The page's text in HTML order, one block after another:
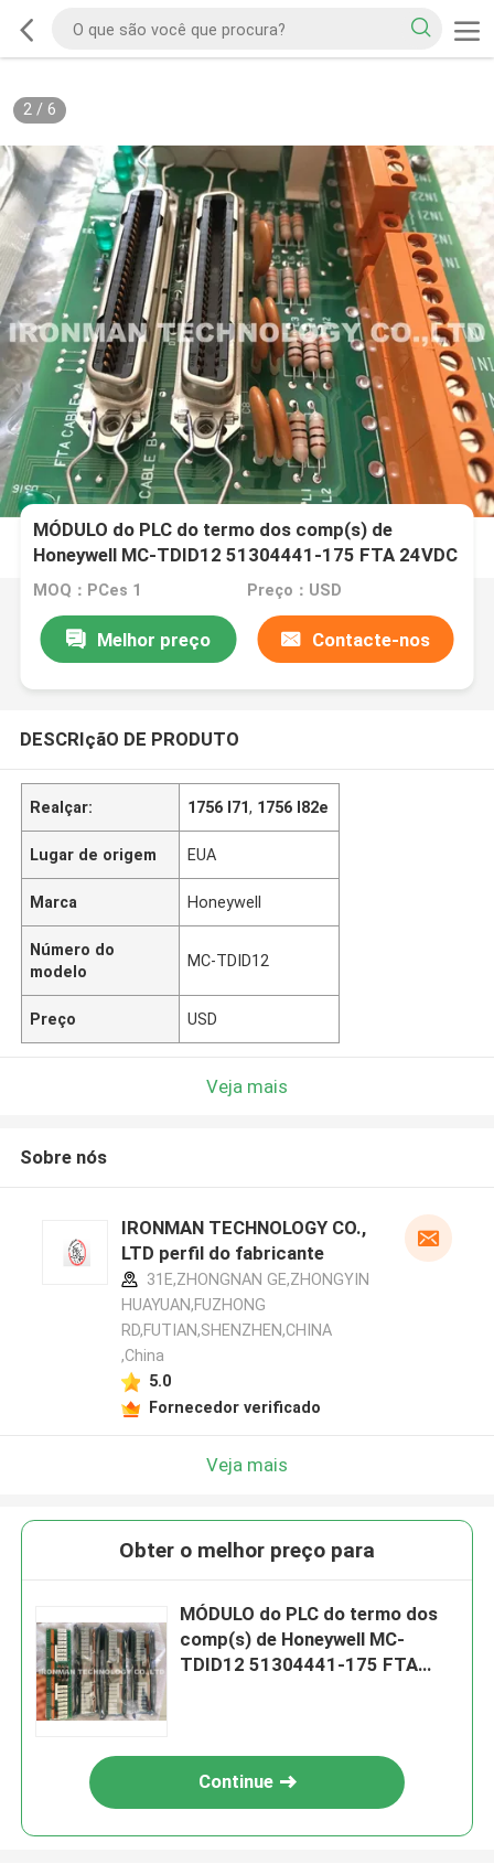
2/ 6
MÓDULO do PLC do termo dos comp(s) de
Honeywell MC-TDID12 51304441-175 FTA 24VDC
D/I
MOQ：PCes 1 Preço：USD
Melhor preço Contacte-nos
DESCRIçãO DE PRODUTO
Realçar: 1756 l71, 1756 l82e
Lugar de origem EUA
Marca Honeywell
Número do
modelo
MC-TDID12
Preço USD
Veja mais
Sobre nós
IRONMAN TECHNOLOGY CO.,
LTD perfil do fabricante
31E,ZHONGNAN GE,ZHONGYIN
HUAYUAN,FUZHONG
RD,FUTIAN,SHENZHEN,CHINA
,China
5.0
Fornecedor verificado
Veja mais
Obter o melhor preço para
MÓDULO do PLC do termo dos
comp(s) de Honeywell MC-
TDID12 51304441-175 FTA
Continue